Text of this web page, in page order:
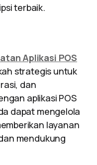
terbaik.
Aplikasi POS
strategis untuk
dan
aplikasi POS
dapat mengelola
layanan
mendukung